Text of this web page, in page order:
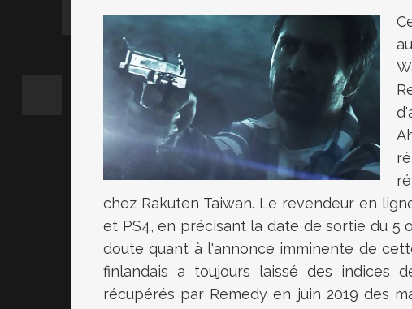
chez Rakuten Taiwan. Le revendeur en
et PS4, en précisant la date de sortie du 5
doute quant à l'annonce imminente de
finlandais a toujours laissé des indices
récupérés par Remedy en juin 2019 des